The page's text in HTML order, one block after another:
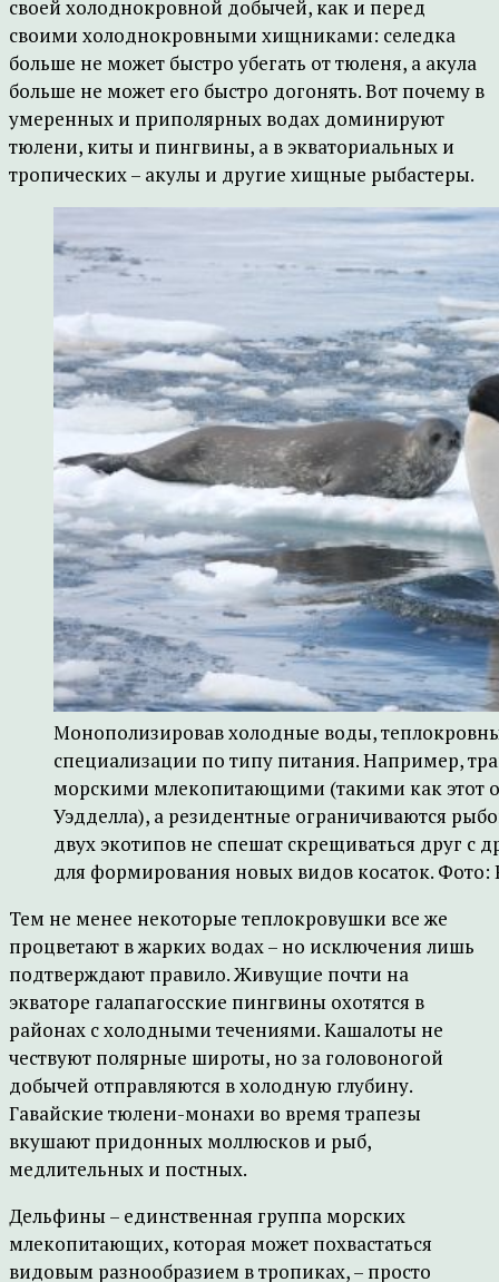
своей холоднокровной добычей, как и перед
своими холоднокровными хищниками: селедка
больше не может быстро убегать от тюленя, а акула
больше не может его быстро догонять. Вот почему в
умеренных и приполярных водах доминируют
тюлени, киты и пингвины, а в экваториальных и
тропических – акулы и другие хищные рыбастеры.
Монополизировав холодные воды,
специализации по типу питания. Например,
морскими млекопитающими (такими как этот
Уэдделла), а резидентные ограничиваются
двух экотипов не спешат скрещиваться друг с
для формирования новых видов косаток. Фото:
Тем не менее некоторые теплокровушки все же
процветают в жарких водах – но исключения лишь
подтверждают правило. Живущие почти на
экваторе галапагосские пингвины охотятся в
районах с холодными течениями. Кашалоты не
чествуют полярные широты, но за головоногой
добычей отправляются в холодную глубину.
Гавайские тюлени-монахи во время трапезы
вкушают придонных моллюсков и рыб,
медлительных и постных.
Дельфины – единственная группа морских
млекопитающих, которая может похвастаться
видовым разнообразием в тропиках, – просто